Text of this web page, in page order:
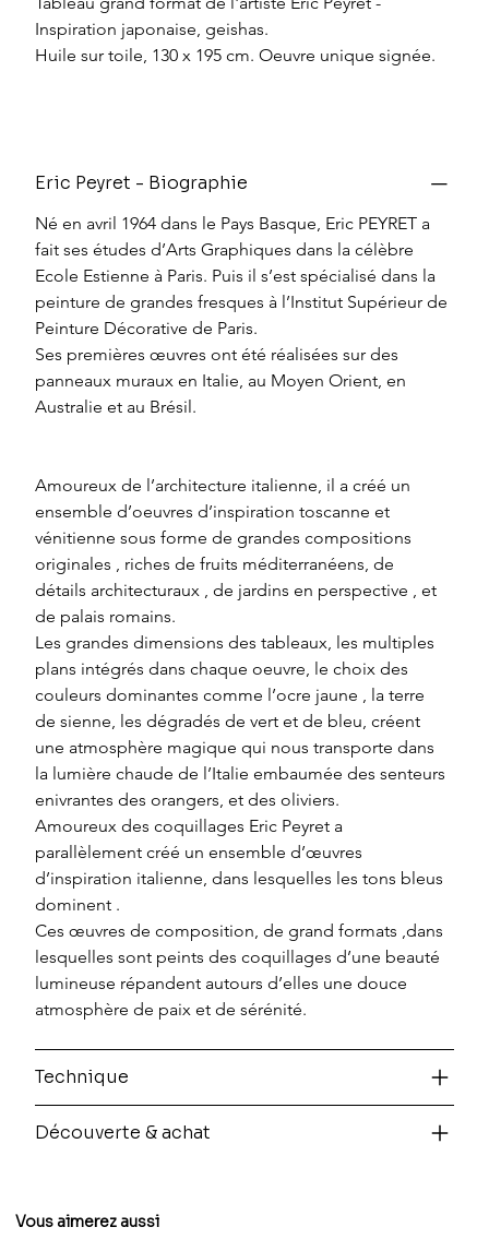
Inspiration japonaise, geishas.
Huile sur toile, 130 x 195 cm. Oeuvre unique signée.
Eric Peyret - Biographie
Né en avril 1964 dans le Pays Basque, Eric PEYRET a
fait ses études d’Arts Graphiques dans la célèbre
Ecole Estienne à Paris. Puis il s’est spécialisé dans la
peinture de grandes fresques à l’Institut Supérieur de
Peinture Décorative de Paris.
Ses premières œuvres ont été réalisées sur des
panneaux muraux en Italie, au Moyen Orient, en
Australie et au Brésil.
Amoureux de l’architecture italienne, il a créé un
ensemble d’oeuvres d’inspiration toscanne et
vénitienne sous forme de grandes compositions
originales , riches de fruits méditerranéens, de
détails architecturaux , de jardins en perspective , et
de palais romains.
Les grandes dimensions des tableaux, les multiples
plans intégrés dans chaque oeuvre, le choix des
couleurs dominantes comme l’ocre jaune , la terre
de sienne, les dégradés de vert et de bleu, créent
une atmosphère magique qui nous transporte dans
la lumière chaude de l’Italie embaumée des senteurs
enivrantes des orangers, et des oliviers.
Amoureux des coquillages Eric Peyret a
parallèlement créé un ensemble d’œuvres
d’inspiration italienne, dans lesquelles les tons bleus
dominent .
Ces œuvres de composition, de grand formats ,dans
lesquelles sont peints des coquillages d’une beauté
lumineuse répandent autours d’elles une douce
atmosphère de paix et de sérénité.
Technique
Découverte & achat
Vous aimerez aussi